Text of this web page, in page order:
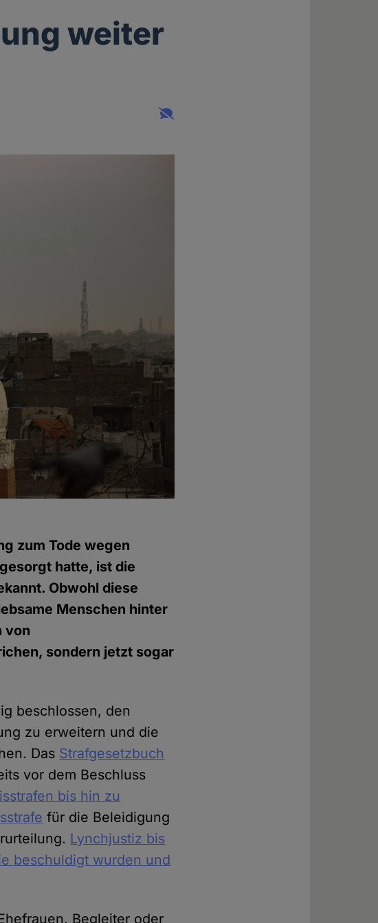
weiter
zum Tode wegen
hatte, ist die
Obwohl diese
Menschen hinter
von
sondern jetzt sogar
beschlossen, den
zu erweitern und die
Das Strafgesetzbuch
vor dem Beschluss
bis hin zu
für die Beleidigung
Lynchjustiz bis
beschuldigt wurden und
Begleiter oder